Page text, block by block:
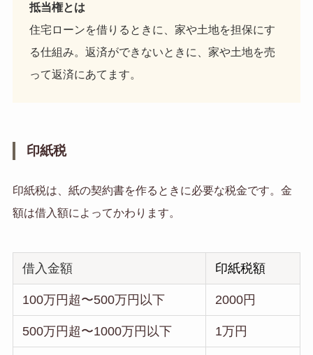
抵当権とは
住宅ローンを借りるときに、家や土地を担保にす
る仕組み。返済ができないときに、家や土地を売
って返済にあてます。
印紙税
印紙税は、紙の契約書を作るときに必要な税金です。金
額は借入額によってかわります。
借入金額 印紙税額
100万円超〜500万円以下 2000円
500万円超〜1000万円以下 1万円